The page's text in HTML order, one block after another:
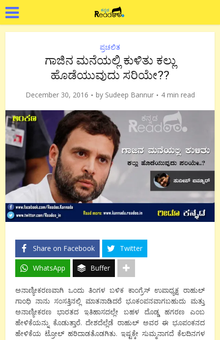
ಪ್ರಚಲಿತ
ಗಾಜಿನ ಮನೆಯಲ್ಲಿ ಕುಳಿತು ಕಲ್ಲು
ಹೊಡೆಯುವುದು ಸರಿಯೇ??
December 30, 2016 by Sudeep Bannur 4 min read
Share on Facebook Twitter
WhatsApp Buffer
ಅನಾಣ್ಯೀಕರಣವಾಗಿ ಒಂದು ತಿಂಗಳ ಬಳಿಕ ಕಾಂಗ್ರೆಸ್ ಉಪಾಧ್ಯಕ್ಷ ರಾಹುಲ್
ಗಾಂಧಿ ನಾನು ಸಂಸತ್ತಿನಲ್ಲಿ ಮಾತನಾಡಿದರೆ ಭೂಕಂಪನವಾಗಬಹುದು ಮತ್ತು
ಅನಾಣ್ಯೀಕರಣ ಭಾರತದ ಇತಿಹಾಸದಲ್ಲೇ ಬಹಳ ದೊಡ್ಡ ಹಗರಣ ಎಂಬ
ಹೇಳಿಕೆಯನ್ನು ಕೊಡುತ್ತಾರೆ. ದೇಶದೆಲ್ಲೆಡೆ ರಾಹುಲ್ ಅವರ ಈ ಭೂಪಂಕನದ
ಹೇಳಿಕೆಯ ಟ್ರೋಲ್ ಹರಿದಾಡತೊಡಗಿತು. ಇಷ್ಟಕ್ಕೇ ಸುಮ್ಮನಾಗದೆ ಕೆಲದಿನಗಳ